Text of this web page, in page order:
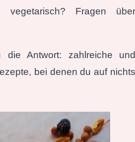
Fragen über
Antwort: zahlreiche und
bei denen du auf nichts